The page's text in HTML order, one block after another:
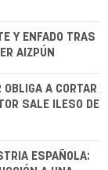
Y ENFADO TRAS
AIZPÚN
OBLIGA A CORTAR
SALE ILESO DE
ESPAÑOLA: